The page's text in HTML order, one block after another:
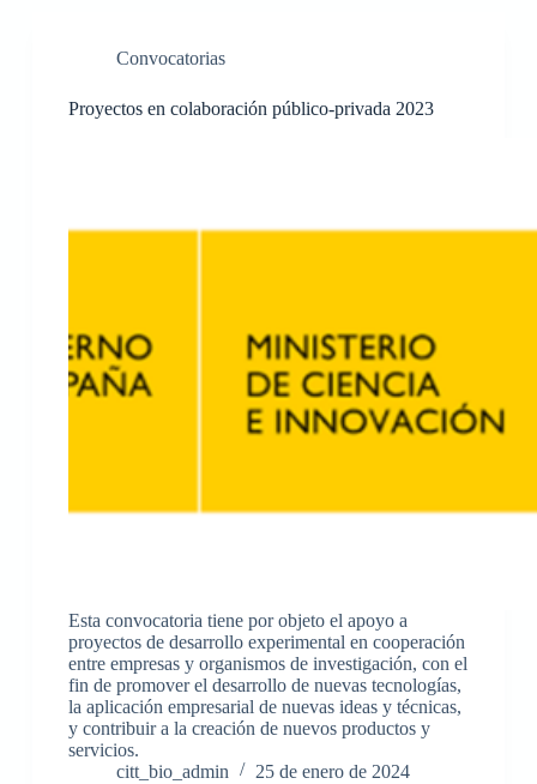
Convocatorias
Proyectos en colaboración público-privada 2023
Esta convocatoria tiene por objeto el apoyo a
proyectos de desarrollo experimental en cooperación
entre empresas y organismos de investigación, con el
fin de promover el desarrollo de nuevas tecnologías,
la aplicación empresarial de nuevas ideas y técnicas,
y contribuir a la creación de nuevos productos y
servicios.
citt_bio_admin
25 de enero de 2024